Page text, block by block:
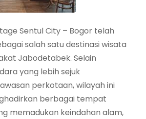
Sentul City – Bogor telah
salah satu destinasi wisata
Jabodetabek. Selain
yang lebih sejuk
perkotaan, wilayah ini
berbagai tempat
memadukan keindahan alam,